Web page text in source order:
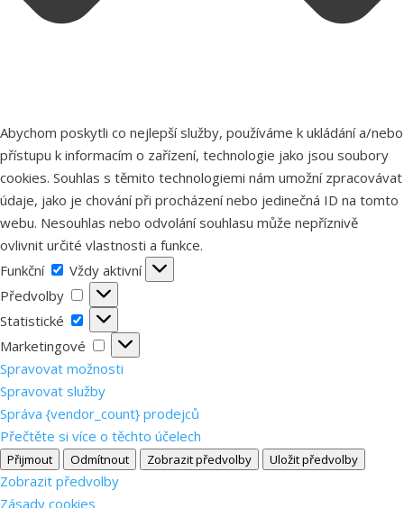
Abychom poskytli co nejlepší služby, používáme k ukládání a/nebo
přístupu k informacím o zařízení, technologie jako jsou soubory
cookies. Souhlas s těmito technologiemi nám umožní zpracovávat
údaje, jako je chování při procházení nebo jedinečná ID na tomto
webu. Nesouhlas nebo odvolání souhlasu může nepříznivě
ovlivnit určité vlastnosti a funkce.
Funkční
Funkční
Vždy aktivní
Předvolby
Předvolby
Statistické
Statistické
Marketingové
Marketingové
Spravovat možnosti
Spravovat služby
Správa {vendor_count} prodejců
Přečtěte si více o těchto účelech
Přijmout Odmítnout Zobrazit předvolby Uložit předvolby
Zobrazit předvolby
Zásady cookies